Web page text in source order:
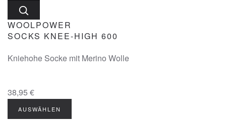
WOOLPOWER
SOCKS KNEE-HIGH 600
Kniehohe Socke mit Merino Wolle
38,95 €
AUSWÄHLEN